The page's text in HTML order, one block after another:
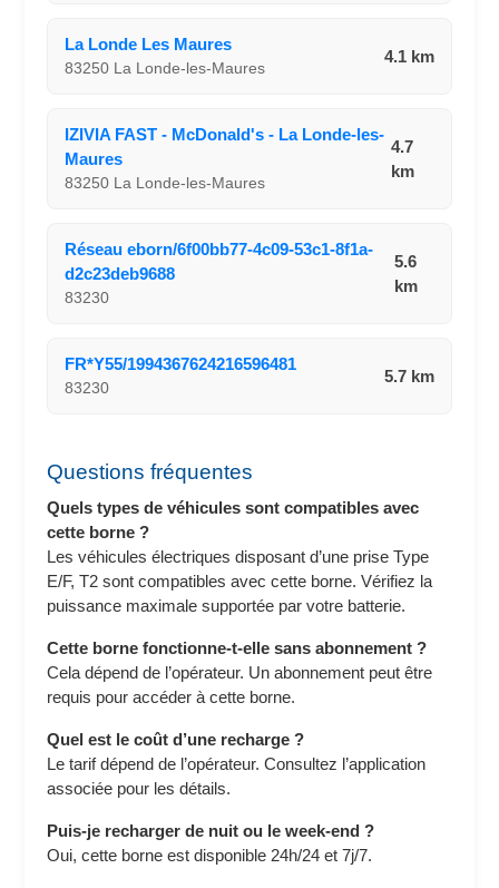
La Londe Les Maures
83250 La Londe-les-Maures
4.1 km
IZIVIA FAST - McDonald's - La Londe-les-
Maures
83250 La Londe-les-Maures
4.7
km
Réseau eborn/6f00bb77-4c09-53c1-8f1a-
d2c23deb9688
83230
5.6
km
FR*Y55/1994367624216596481
83230
5.7 km
Questions fréquentes
Quels types de véhicules sont compatibles avec
cette borne ?
Les véhicules électriques disposant d’une prise Type
E/F, T2 sont compatibles avec cette borne. Vérifiez la
puissance maximale supportée par votre batterie.
Cette borne fonctionne-t-elle sans abonnement ?
Cela dépend de l’opérateur. Un abonnement peut être
requis pour accéder à cette borne.
Quel est le coût d’une recharge ?
Le tarif dépend de l’opérateur. Consultez l’application
associée pour les détails.
Puis-je recharger de nuit ou le week-end ?
Oui, cette borne est disponible 24h/24 et 7j/7.